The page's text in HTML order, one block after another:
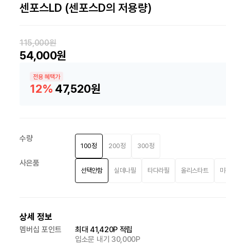
센포스LD (센포스D의 저용량)
115,000원
54,000원
전용 혜택가
12% 47,520원
수량
100정 200정 300정
사은품
선택안함 실데나필 타다라필 올리스타트
상세 정보
멤버십 포인트
최대 41,420P 적립
입소문 내기 30,000P